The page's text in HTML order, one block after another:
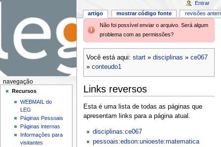
Não foi possível enviar o arquivo. Será algum
problema com as permissões?
Você está aqui: start» disciplinas » ce067
» conteudo1
Links reversos
Esta é uma lista de todas as páginas que
apresentam links para a página atual.
disciplinas:ce067
pessoais:edson:unioeste:matematica
artigo mostrar código fonte revisões
Entrar
navegação
Recursos
WEBMAIL do
LEG
Páginas Pessoais
Páginas internas
Informações para
visitantes